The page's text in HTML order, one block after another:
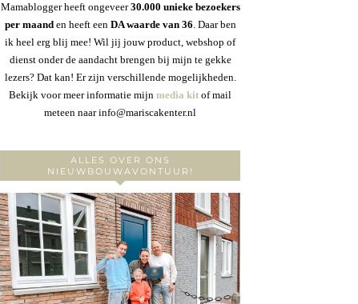
Mamablogger heeft ongeveer30.000 unieke bezoekers
per maanden heeft een DA waarde van 36. Daar ben
ik heel erg blij mee! Wil jij jouw product, webshop of
dienst onder de aandacht brengen bij mijn te gekke
lezers? Dat kan! Er zijn verschillende mogelijkheden.
Bekijk voor meer informatie mijn media kit of mail
meteen naar info@mariscakenter.nl
ALLES OVER ONS
NIEUWBOUWAVONTUUR!